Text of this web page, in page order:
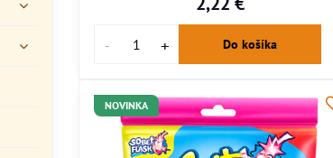
Do košíka
NOVINKA